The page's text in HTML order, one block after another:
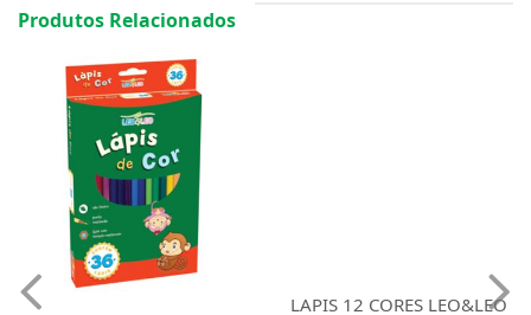
Produtos Relacionados